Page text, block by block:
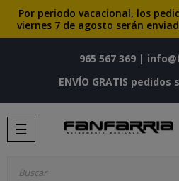
Por periodo vacacional, los
viernes 7 de agosto serán
965 567 369|
ENVÍO GRATIS
Navegación
de
☰